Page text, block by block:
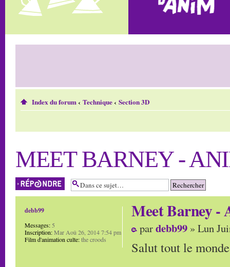
Index du forum‹ Technique‹ Section 3D
MEET BARNEY -
Répondre
Meet Barney -
pardebb99 » Lun
Salut tout le
debb99
Messages: 5
Inscription:Mar Aoû 26, 2014 7:54 pm
Film d'animation culte:the croods